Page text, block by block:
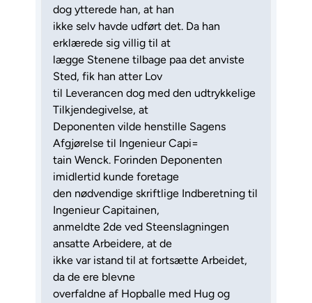
dog ytterede han, at han
ikke selv havde udført det. Da han
erklærede sig villig til at
lægge Stenene tilbage paa det anviste
Sted, fik han atter Lov
til Leverancen dog med den udtrykkelige
Tilkjendegivelse, at
Deponenten vilde henstille Sagens
Afgjørelse til Ingenieur Capi=
tain Wenck. Forinden Deponenten
imidlertid kunde foretage
den nødvendige skriftlige Indberetning til
Ingenieur Capitainen,
anmeldte 2de ved Steenslagningen
ansatte Arbeidere, at de
ikke var istand til at fortsætte Arbeidet,
da de ere blevne
overfaldne af Hopballe med Hug og